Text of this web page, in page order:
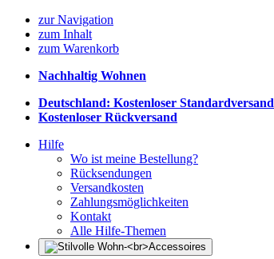
zur Navigation
zum Inhalt
zum Warenkorb
Nachhaltig Wohnen
Deutschland: Kostenloser Standardversand
Kostenloser Rückversand
Hilfe
Wo ist meine Bestellung?
Rücksendungen
Versandkosten
Zahlungsmöglichkeiten
Kontakt
Alle Hilfe-Themen